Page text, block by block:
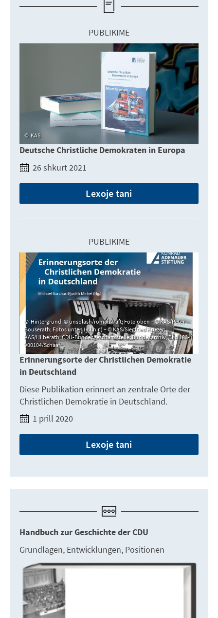
PUBLIKIME
KAS
Deutsche Christliche Demokraten in Europa
26 shkurt 2021
Lexoje tani
PUBLIKIME
Hintergrund: © unsplash/romankraft; Foto oben – © KAS/Peter
Bouserath; Fotos unten (v.l.n.r.) – © KAS/Siegfried Krüger;
KAS/Hilberath; CDU-Bundesgeschäftsstelle; Bundesarchiv, Bild 183-
V00104/Schaaf
Erinnerungsorte der Christlichen Demokratie
in Deutschland
Diese Publikation erinnert an zentrale Orte der
Christlichen Demokratie in Deutschland.
1 prill 2020
Lexoje tani
Handbuch zur Geschichte der CDU
Grundlagen, Entwicklungen, Positionen